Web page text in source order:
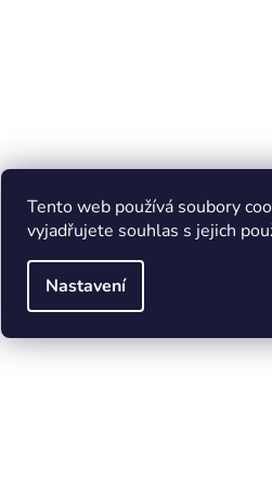
Tento web používá soubory
vyjadřujete souhlas s jejich
Nastavení